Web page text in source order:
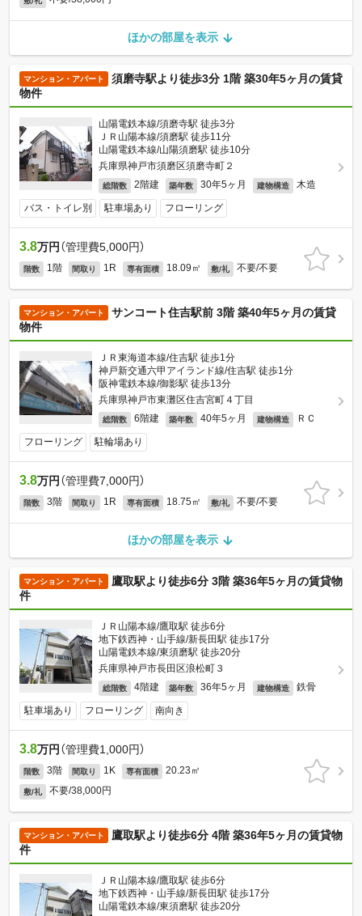
ほかの部屋を表示
マンション・アパート
須磨寺駅より徒歩3分 1階 築30年5ヶ月の賃貸
物件
山陽電鉄本線/須磨寺駅 徒歩3分
ＪＲ山陽本線/須磨駅 徒歩11分
山陽電鉄本線/山陽須磨駅 徒歩10分
兵庫県神戸市須磨区須磨寺町２
総階数 2階建 築年数 30年5ヶ月 建物構造 木造
バス・トイレ別 駐車場あり フローリング
3.8万円 （管理費5,000円）
階数 1階 間取り 1R 専有面積 18.09㎡ 敷/礼 不要/不要
マンション・アパート
サンコート住吉駅前 3階 築40年5ヶ月の賃貸
物件
ＪＲ東海道本線/住吉駅 徒歩1分
神戸新交通六甲アイランド線/住吉駅 徒歩1分
阪神電鉄本線/御影駅 徒歩13分
兵庫県神戸市東灘区住吉宮町４丁目
総階数 6階建 築年数 40年5ヶ月 建物構造 ＲＣ
フローリング 駐輪場あり
3.8万円 （管理費7,000円）
階数 3階 間取り 1R 専有面積 18.75㎡ 敷/礼 不要/不要
ほかの部屋を表示
マンション・アパート
鷹取駅より徒歩6分 3階 築36年5ヶ月の賃貸物
件
ＪＲ山陽本線/鷹取駅 徒歩6分
地下鉄西神・山手線/新長田駅 徒歩17分
山陽電鉄本線/東須磨駅 徒歩20分
兵庫県神戸市長田区浪松町３
総階数 4階建 築年数 36年5ヶ月 建物構造 鉄骨
駐車場あり フローリング 南向き
3.8万円 （管理費1,000円）
階数 3階 間取り 1K 専有面積 20.23㎡
敷/礼 不要/38,000円
マンション・アパート
鷹取駅より徒歩6分 4階 築36年5ヶ月の賃貸物
件
ＪＲ山陽本線/鷹取駅 徒歩6分
地下鉄西神・山手線/新長田駅 徒歩17分
山陽電鉄本線/東須磨駅 徒歩20分